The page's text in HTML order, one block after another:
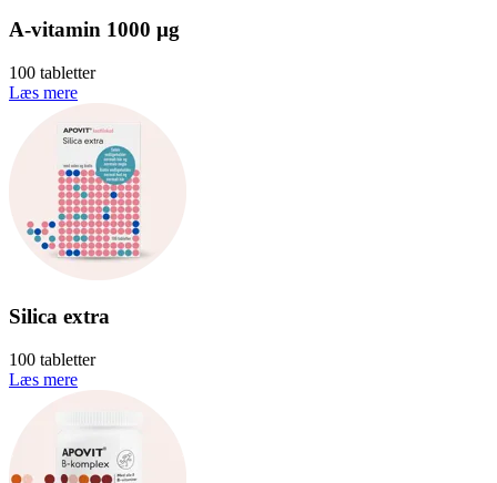
A-vitamin 1000 µg
100 tabletter
Læs mere
Silica extra
100 tabletter
Læs mere